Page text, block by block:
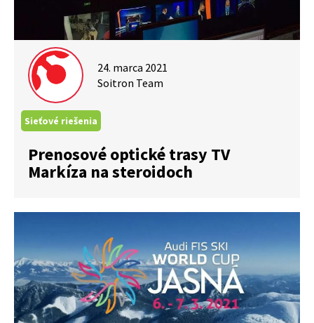
24. marca 2021
Soitron Team
Sieťové riešenia
Prenosové optické trasy TV
Markíza na steroidoch